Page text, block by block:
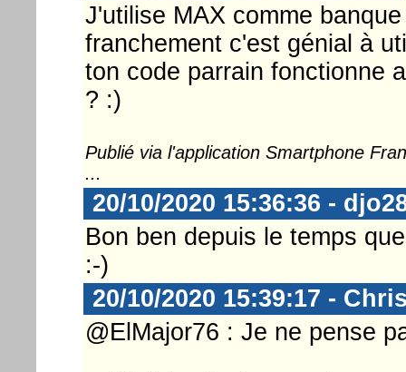
J'utilise MAX comme
franchement c'est génial à
ton code parrain fonctionne
? :)
Publié via l'application Smartphone
...
20/10/2020 15:36:36 -
Bon ben depuis le temps
:-)
20/10/2020 15:39:17 -
@ElMajor76 : Je ne pense